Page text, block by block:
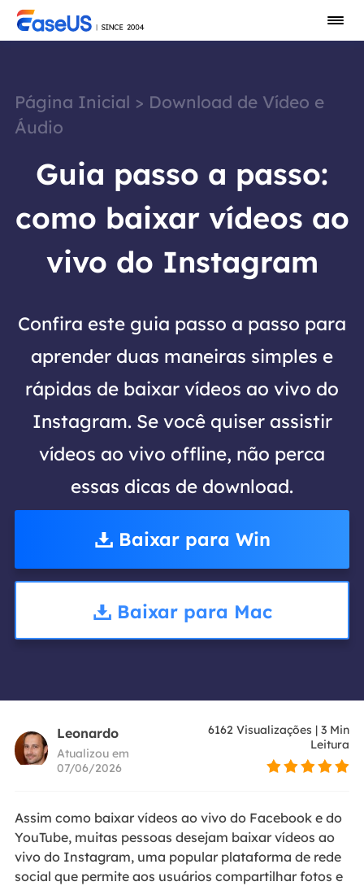
Página Inicial > Download de Vídeo e
Áudio
Guia passo a passo:
como baixar vídeos ao
vivo do Instagram
Confira este guia passo a passo para
aprender duas maneiras simples e
rápidas de baixar vídeos ao vivo do
Instagram. Se você quiser assistir
vídeos ao vivo offline, não perca
essas dicas de download.
Baixar para Win
Baixar para Mac
Leonardo
Atualizou em
07/06/2026
6162 Visualizações |3 Min
Leitura
Assim como baixar vídeos ao vivo do Facebook e do
YouTube, muitas pessoas desejam baixar vídeos ao
vivo do Instagram, uma popular plataforma de rede
social que permite aos usuários compartilhar fotos e